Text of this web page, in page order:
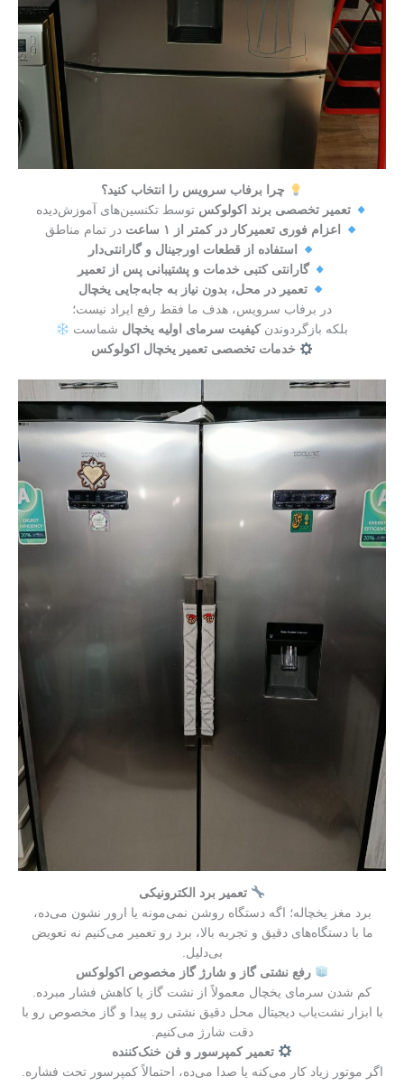
چرا برفاب سرویس را انتخاب کنید؟
تعمیر تخصصی برند اکولوکس توسط تکنسین‌های آموزش‌دیده
اعزام فوری تعمیرکار در کمتر از ۱ ساعت
در تمام مناطق
استفاده از قطعات اورجینال و گارانتی‌دار
گارانتی کتبی خدمات و پشتیبانی پس از تعمیر
تعمیر در محل، بدون نیاز به جابه‌جایی یخچال
در برفاب سرویس، هدف ما فقط رفع ایراد نیست؛
بلکه بازگردوندن کیفیت سرمای اولیه یخچال شماست
خدمات تخصصی تعمیر یخچال اکولوکس
تعمیر برد الکترونیکی
برد مغز یخچاله؛ اگه دستگاه روشن نمی‌مونه یا ارور نشون می‌ده،
ما با دستگاه‌های دقیق و تجربه بالا، برد رو تعمیر می‌کنیم نه تعویض
بی‌دلیل.
رفع نشتی گاز و شارژ گاز مخصوص اکولوکس
کم شدن سرمای یخچال معمولاً از نشت گاز یا کاهش فشار مبرده.
با ابزار نشت‌یاب دیجیتال محل دقیق نشتی رو پیدا و گاز مخصوص رو با
دقت شارژ می‌کنیم.
تعمیر کمپرسور و فن خنک‌کننده
اگر موتور زیاد کار می‌کنه یا صدا می‌ده، احتمالاً کمپرسور تحت فشاره.